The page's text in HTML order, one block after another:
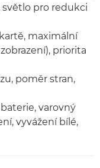
světlo pro redukci
maximální
priorita
poměr stran,
varovný
vyvážení bílé,